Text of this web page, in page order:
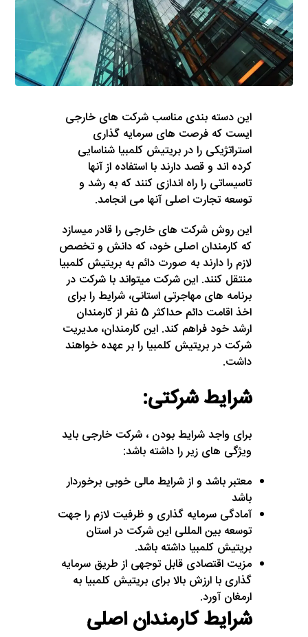
این دسته بندی مناسب شرکت های خارجی
ایست که فرصت های سرمایه گذاری
استراتژیکی را در بریتیش کلمبیا شناسایی
کرده اند و قصد دارند با استفاده از آنها
تاسیساتی را راه اندازی کنند که به رشد و
توسعه تجارت اصلی آنها می انجامد.
این روش شرکت های خارجی را قادر میسازد
که کارمندان اصلی خود، که دانش و تخصص
لازم را دارند به صورت دائم به بریتیش کلمبیا
منتقل کنند. این شرکت میتواند با شرکت در
برنامه های مهاجرتی استانی، شرایط را برای
اخذ اقامت دائم حداکثر 5 نفر از کارمندان
ارشد خود فراهم کند. این کارمندان، مدیریت
شرکت در بریتیش کلمبیا را بر عهده خواهند
داشت.
شرایط شرکتی:
برای واجد شرایط بودن ، شرکت خارجی باید
ویژگی های زیر را داشته باشد:
معتبر باشد و از شرایط مالی خوبی برخوردار
باشد
آمادگی سرمایه گذاری و ظرفیت لازم را جهت
توسعه بین المللی این شرکت در استان
بریتیش کلمبیا داشته باشد.
مزیت اقتصادی قابل توجهی از طریق سرمایه
گذاری با ارزش بالا برای بریتیش کلمبیا به
ارمغان آورد.
شرایط کارمندان اصلی